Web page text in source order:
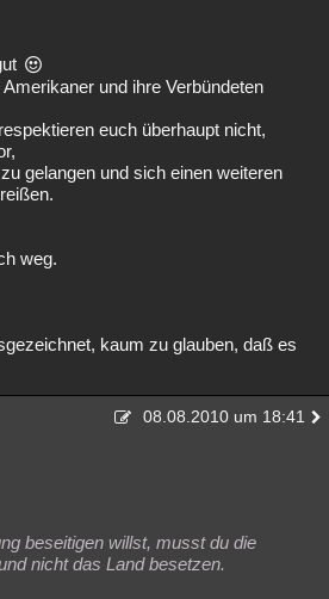
und ihre Verbündeten
euch überhaupt nicht,
gelangen und sich einen weiteren
weg.
kaum zu glauben, daß es
08.08.2010 um 18:41
beseitigen willst, musst du die
nicht das Land besetzen.